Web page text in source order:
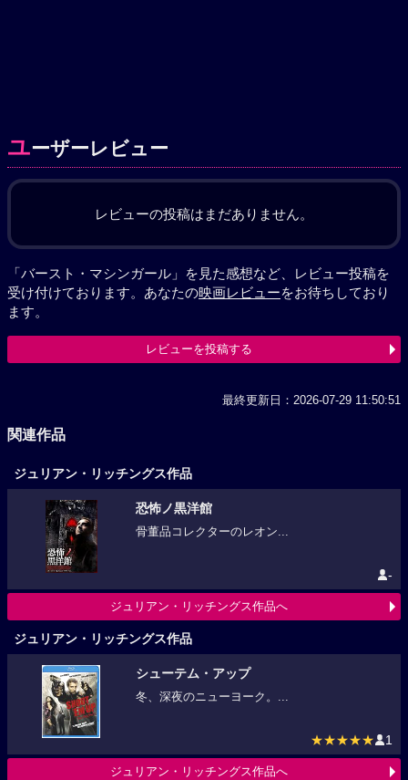
ユーザーレビュー
レビューの投稿はまだありません。
「バースト・マシンガール」を見た感想など、レビュー投稿を
受け付けております。あなたの映画レビューをお待ちしており
ます。
レビューを投稿する
最終更新日：2026-07-29 11:50:51
関連作品
ジュリアン・リッチングス作品
恐怖ノ黒洋館
骨董品コレクターのレオン...
-
ジュリアン・リッチングス作品へ
ジュリアン・リッチングス作品
シューテム・アップ
冬、深夜のニューヨーク。...
★★★★★ 1
ジュリアン・リッチングス作品へ